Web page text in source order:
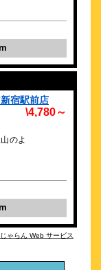
な197室ホテル
A
宿駅前店
\4,780～
のよ
じゃらん Web サービス